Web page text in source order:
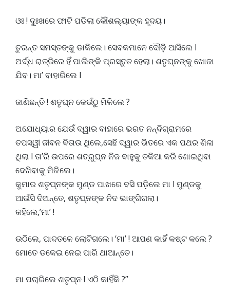
ଓଃ ! ଦୁଃଖରେ ଫାଟି ପଡିଲା କୌଶଲ୍ୟାଙ୍କ ହୃଦୟ।
ତୁରନ୍ତ ସମସ୍ତଙ୍କୁ ଡାକିଲେ। ସେବକମାନେ ଦୌଡ଼ି ଆସିଲେ l
ଅର୍ଦ୍ଧ ରାତ୍ରିରେ ହିଁ ପାଲିଙ୍କି ପ୍ରସ୍ତୁତ ହେଲା। ଶତୃଘ୍ନଙ୍କୁ ଖୋଜା
ଯିବ। ମା’ ବାହାରିଲେ l
ଜାଣିଛନ୍ତି ! ଶତୃଘ୍ନ କେଉଁଠୁ ମିଳିଲେ ?
ଅଯୋଧ୍ୟାର ଯେଉଁ ଦ୍ୱାର ବାହାରେ ଭରତ ନନ୍ଦିଗ୍ରାମରେ
ତପସ୍ୱୀ ଜୀବନ ବିତାଉ ଥିଲେ,ସେହି ଦ୍ୱାର ଭିତରେ ଏକ ପଥର ଶିଳା
ଥିଲା l ତା’ରି ଉପରେ ଶତ୍ରୁଘ୍ନ ନିଜ ବାହୁକୁ ତକିଆ କରି ଶୋଇଥିବା
ଦେଖିବାକୁ ମିଳିଲେ।
କୁମାର ଶତୃଘ୍ନଙ୍କ ମୁଣ୍ଡ ପାଖରେ ବସି ପଡ଼ିଲେ ମା l ମୁଣ୍ଡକୁ
ଆଉଁସି ଦିଅନ୍ତେ, ଶତୃଘ୍ନଙ୍କ ନିଦ ଭାଙ୍ଗିଗଲା।
କହିଲେ,’ମା’ !
ଉଠିଲେ, ପାଦତଳେ ଲୋଟିଗଲେ। ‘ମା’ ! ଆପଣ କାହିଁ କଷ୍ଟ କଲେ ?
ମୋତେ ଡକେଇ ନେଇ ପାରି ଥାଆନ୍ତେ।
ମା ପଚାରିଲେ ଶତୃଘ୍ନ ! ଏଠି କାହିଁକି ?”